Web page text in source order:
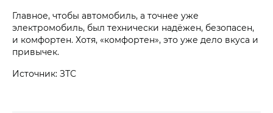
Главное, чтобы автомобиль, а точнее уже
электромобиль, был технически надёжен, безопасен,
и комфортен. Хотя, «комфортен», это уже дело вкуса и
привычек.
Источник: ЗТС